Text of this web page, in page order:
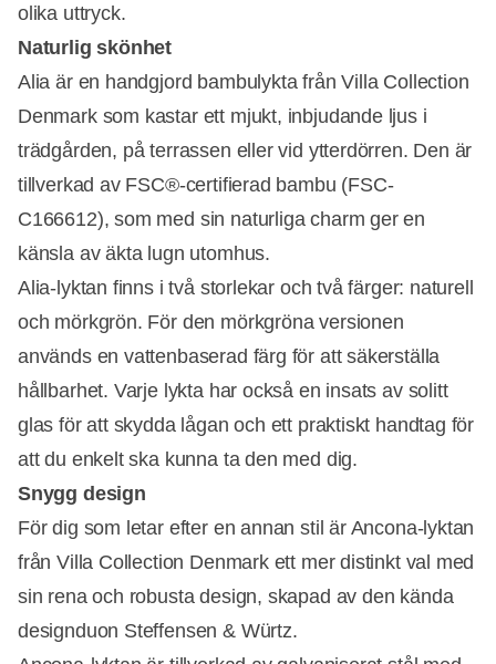
olika uttryck.
Naturlig skönhet
Alia är en handgjord bambulykta från Villa Collection
Denmark som kastar ett mjukt, inbjudande ljus i
trädgården, på terrassen eller vid ytterdörren. Den är
tillverkad av FSC®-certifierad bambu (FSC-
C166612), som med sin naturliga charm ger en
känsla av äkta lugn utomhus.
Alia-lyktan finns i två storlekar och två färger: naturell
och mörkgrön. För den mörkgröna versionen
används en vattenbaserad färg för att säkerställa
hållbarhet. Varje lykta har också en insats av solitt
glas för att skydda lågan och ett praktiskt handtag för
att du enkelt ska kunna ta den med dig.
Snygg design
För dig som letar efter en annan stil är Ancona-lyktan
från Villa Collection Denmark ett mer distinkt val med
sin rena och robusta design, skapad av den kända
designduon Steffensen & Würtz.